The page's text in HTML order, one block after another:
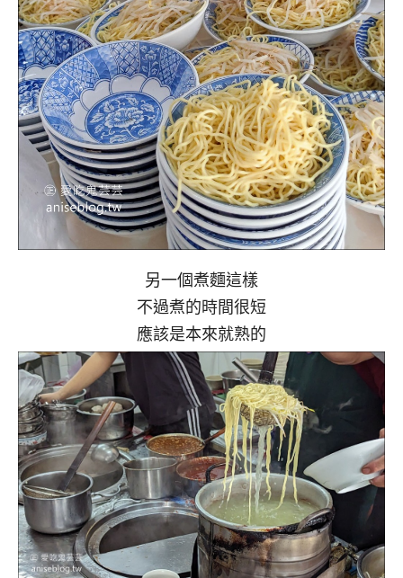
另一個煮麵這樣
不過煮的時間很短
應該是本來就熟的